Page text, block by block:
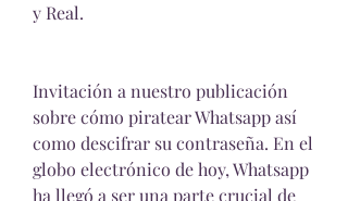
y Real.
Invitación a nuestro publicación
sobre cómo piratear Whatsapp así
como descifrar su contraseña. En el
globo electrónico de hoy, Whatsapp
ha llegó a ser una parte crucial de